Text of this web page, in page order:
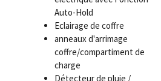
Auto-Hold
Eclairage de coffre
anneaux d'arrimage
coffre/compartiment de
charge
Détecteur de pluie /